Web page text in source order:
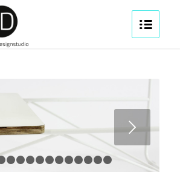
Weiter
1 2 3 4 5 6 7 8 11 12